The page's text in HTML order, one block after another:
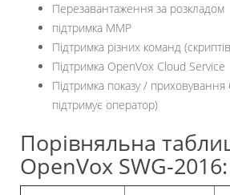
Перезавантаження за розкладом
підтримка MMP
Підтримка різних команд
Підтримка OpenVox Cloud Service
Підтримка показу / приховування
підтримує оператор)
Порівняльна
OpenVox SWG-2016: